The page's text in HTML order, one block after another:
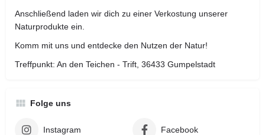
Anschließend laden wir dich zu einer Verkostung unserer
Naturprodukte ein.
Komm mit uns und entdecke den Nutzen der Natur!
Treffpunkt: An den Teichen - Trift, 36433 Gumpelstadt
Folge uns
Instagram Facebook